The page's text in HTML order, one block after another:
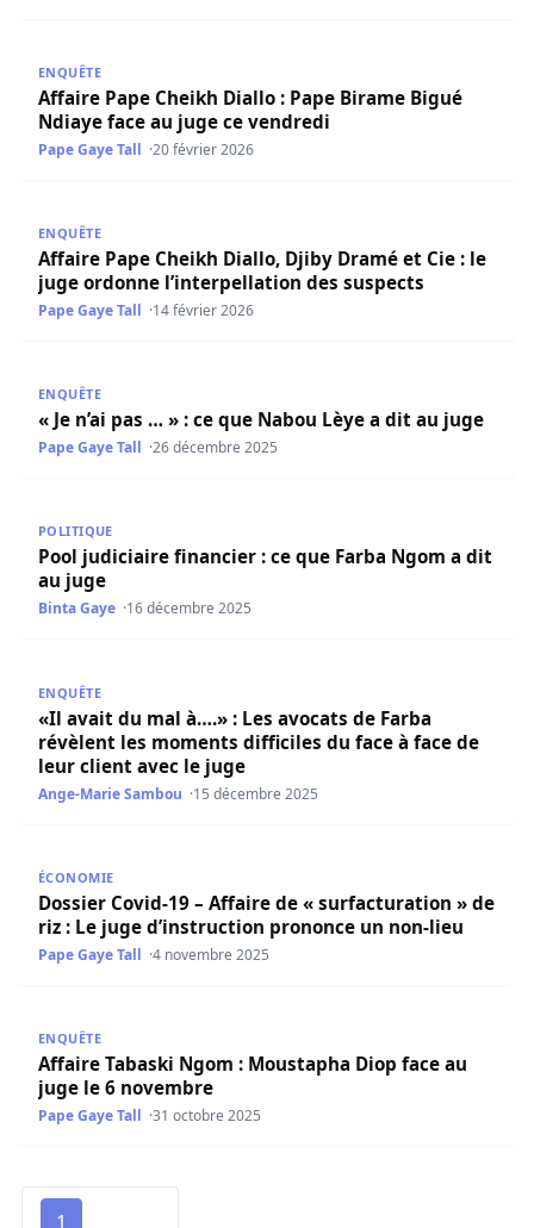
ENQUÊTE
Affaire Pape Cheikh Diallo : Pape Birame Bigué
Ndiaye face au juge ce vendredi
Pape Gaye Tall 20 février 2026
ENQUÊTE
Affaire Pape Cheikh Diallo, Djiby Dramé et Cie : le
juge ordonne l’interpellation des suspects
Pape Gaye Tall 14 février 2026
ENQUÊTE
« Je n’ai pas … » : ce que Nabou Lèye a dit au juge
Pape Gaye Tall 26 décembre 2025
POLITIQUE
Pool judiciaire financier : ce que Farba Ngom a dit
au juge
Binta Gaye 16 décembre 2025
ENQUÊTE
«Il avait du mal à….» : Les avocats de Farba
révèlent les moments difficiles du face à face de
leur client avec le juge
Ange-Marie Sambou 15 décembre 2025
ÉCONOMIE
Dossier Covid-19 – Affaire de « surfacturation » de
riz : Le juge d’instruction prononce un non-lieu
Pape Gaye Tall 4 novembre 2025
ENQUÊTE
Affaire Tabaski Ngom : Moustapha Diop face au
juge le 6 novembre
Pape Gaye Tall 31 octobre 2025
1